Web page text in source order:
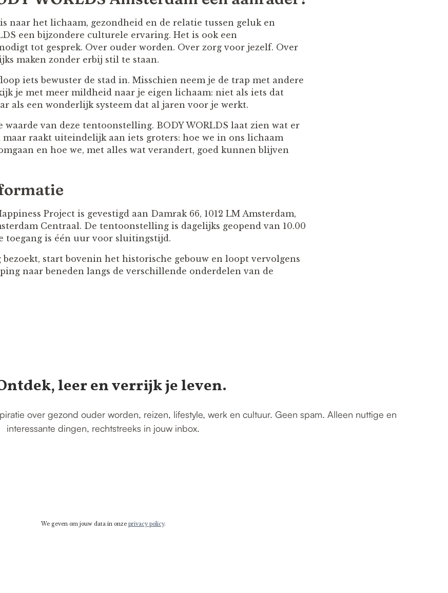
naar het lichaam, gezondheid en de relatie tussen geluk en
een bijzondere culturele ervaring. Het is ook een
tot gesprek. Over ouder worden. Over zorg voor jezelf. Over
maken zonder erbij stil te staan.
iets bewuster de stad in. Misschien neem je de trap met andere
je met meer mildheid naar je eigen lichaam: niet als iets dat
als een wonderlijk systeem dat al jaren voor je werkt.
waarde van deze tentoonstelling. BODY WORLDS laat zien wat er
raakt uiteindelijk aan iets groters: hoe we in ons lichaam
en hoe we, met alles wat verandert, goed kunnen blijven
Project is gevestigd aan Damrak 66, 1012 LM Amsterdam,
Centraal. De tentoonstelling is dagelijks geopend van 10.00
toegang is één uur voor sluitingstijd.
start bovenin het historische gebouw en loopt vervolgens
naar beneden langs de verschillende onderdelen van de
leer en verrijk je leven.
over gezond ouder worden, reizen, lifestyle, werk en cultuur. Geen spam. Alleen nuttige en
interessante dingen, rechtstreeks in jouw inbox.
We geven om jouw data in onze privacy policy.